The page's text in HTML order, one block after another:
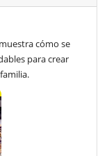
cómo se
para crear